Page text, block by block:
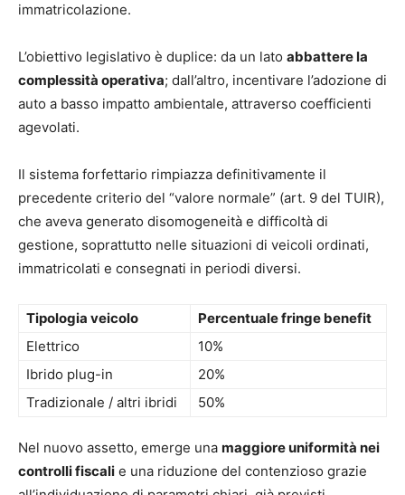
immatricolazione.
L’obiettivo legislativo è duplice: da un lato abbattere la
complessità operativa; dall’altro, incentivare l’adozione di
auto a basso impatto ambientale, attraverso coefficienti
agevolati.
Il sistema forfettario rimpiazza definitivamente il
precedente criterio del “valore normale” (art. 9 del TUIR),
che aveva generato disomogeneità e difficoltà di
gestione, soprattutto nelle situazioni di veicoli ordinati,
immatricolati e consegnati in periodi diversi.
Tipologia veicolo
Percentuale fringe benefit
Elettrico
10%
Ibrido plug-in
20%
Tradizionale / altri ibridi
50%
Nel nuovo assetto, emerge una maggiore uniformità nei
controlli fiscali e una riduzione del contenzioso grazie